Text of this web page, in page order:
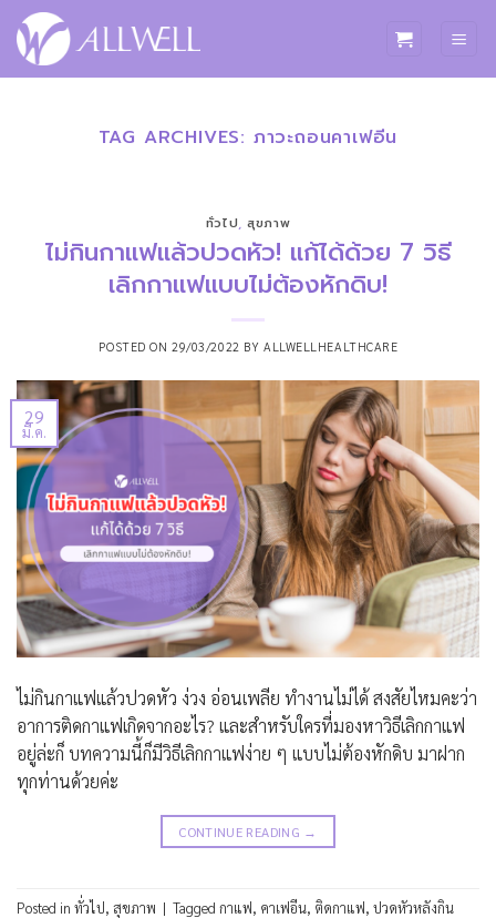
ข้าม
ไป
TAG ARCHIVES: ภาวะถอนคาเฟอีน
ทั่วไป,สุขภาพ
ไม่กินกาแฟแล้วปวดหัว! แก้ได้ด้วย 7 วิธี
เลิกกาแฟแบบไม่ต้องหักดิบ!
POSTED ON29/03/2022 BY ALLWELLHEALTHCARE
29
มี.ค.
ไม่กินกาแฟแล้วปวดหัว ง่วง อ่อนเพลีย ทำงานไม่ได้ สงสัยไหมคะว่า
อาการติดกาแฟเกิดจากอะไร? และสำหรับใครที่มองหาวิธีเลิกกาแฟ
อยู่ล่ะก็ บทความนี้ก็มีวิธีเลิกกาแฟง่าย ๆ แบบไม่ต้องหักดิบ มาฝาก
ทุกท่านด้วยค่ะ
CONTINUE READING →
Posted in ทั่วไป, สุขภาพ | Tagged กาแฟ, คาเฟอีน, ติดกาแฟ, ปวดหัวหลังกิน